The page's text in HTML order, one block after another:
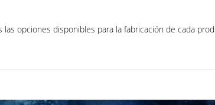
opciones disponibles para la fabricación de cada